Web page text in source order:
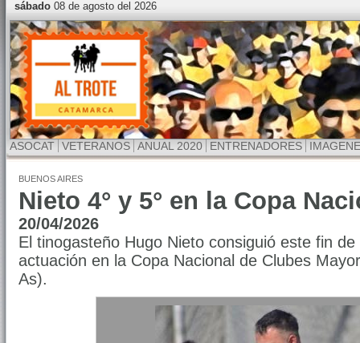
sábado08 de agosto del 2026
ASOCAT VETERANOS ANUAL 2020 ENTRENADORES
BUENOS AIRES
Nieto 4° y 5° en la Copa
20/04/2026
El tinogasteño Hugo Nieto consiguió este fin
actuación en la Copa Nacional de Clubes
As).